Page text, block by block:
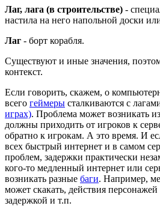
Лаг, лага (в строительстве) -
настила на него напольной доски
Лаг - борт корабля.
Существуют и иные значения,
контекст.
Если говорить, скажем, о
всего геймеры сталкиваются с
играх). Проблема может возникать
должны приходить от игроков к
обратно к игрокам. А это время. И
всех быстрый интернет и в самом
проблем, задержки практически
кого-то медленный интернет или
возникать разные баги. Например,
может скакать, действия персонажей
задержкой и т.п.